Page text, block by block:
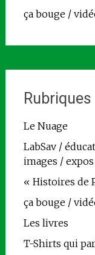
ça bouge /
Rubriques
Le Nuage
LabSav /
images /
« Histoires de
ça bouge /
Les livres
T-Shirts qui